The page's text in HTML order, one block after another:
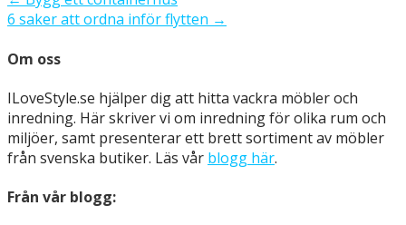
6 saker att ordna inför flytten →
Om oss
ILoveStyle.se hjälper dig att hitta vackra möbler och
inredning. Här skriver vi om inredning för olika rum och
miljöer, samt presenterar ett brett sortiment av möbler
från svenska butiker. Läs vår blogg här.
Från vår blogg: